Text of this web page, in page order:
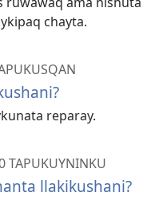
chayta.
reparay.
TAPUKUYNINKU
llakikushani?